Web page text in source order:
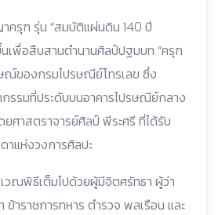
รุฑ รุ่น “สมบัติแผ่นดิน 140 ปี
เพื่อสืบสานตำนานศิลป์ปฐมบท “ครุฑ
ของกรมไปรษณีย์โทรเลข ซึ่ง
รรมที่ประดับบนอาคารไปรษณีย์กลาง
ศาสตราจารย์ศิลป์ พีระศรี ที่ได้รับ
าแห่งวงการศิลปะ
วณพิธีเต็มไปด้วยผู้มีจิตศรัทธา ผู้ว่า
ข้าราชการทหาร ตำรวจ พลเรือน และ